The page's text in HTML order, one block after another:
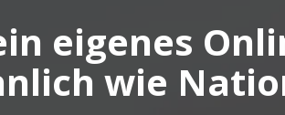
eigenes
wie